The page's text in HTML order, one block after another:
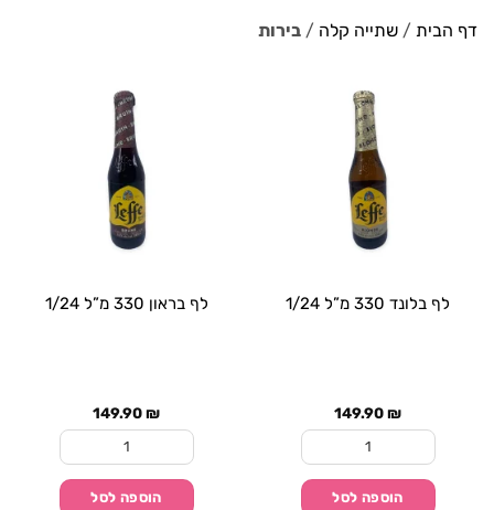
דף הבית / שתייה קלה / בירות
לף בלונד 330 מ”ל 1/24
149.90₪
כמות של לף בלונד 330 מ"ל 1/24
הוספה לסל
לף בראון 330 מ”ל 1/24
149.90₪
כמות של לף בראון 330 מ"ל 1/24
הוספה לסל